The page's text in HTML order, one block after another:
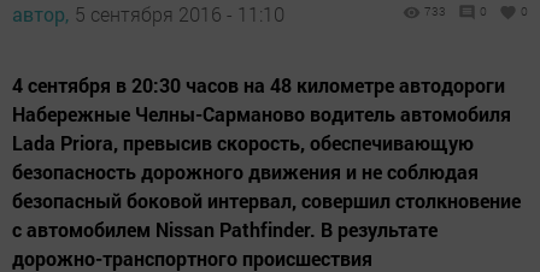
автор, 5 сентября 2016 - 11:10 733 0 0
4 сентября в 20:30 часов на 48 километре автодороги
Набережные Челны-Сарманово водитель автомобиля
Lada Priora, превысив скорость, обеспечивающую
безопасность дорожного движения и не соблюдая
безопасный боковой интервал, совершил столкновение
с автомобилем Nissan Pathfinder. В результате
дорожно-транспортного происшествия